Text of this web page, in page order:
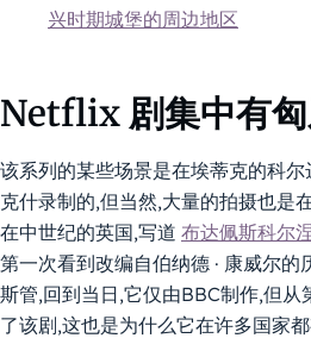
兴时期城堡的周边地区
Netflix 剧集中有匈
该系列的某些场景是在埃蒂克的科
克什录制的,但当然,大量的拍摄也是
在中世纪的英国,写道 布达佩斯科尔
第一次看到改编自伯纳德 · 康威尔
斯管,回到当日,它仅由BBC制作,但
了该剧,这也是为什么它在许多国家都